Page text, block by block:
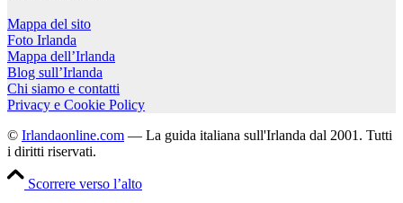
Mappa del sito
Foto Irlanda
Mappa dell’Irlanda
Blog sull’Irlanda
Chi siamo e contatti
Privacy e Cookie Policy
© Irlandaonline.com — La guida italiana sull'Irlanda dal 2001. Tutti
i diritti riservati.
Scorrere verso l’alto